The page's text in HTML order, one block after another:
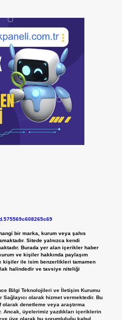
bir marka, kurum veya şahıs
Sitede yalnızca kendi
Burada yer alan içerikler haber
ve kişiler hakkında paylaşım
kişiler ile isim benzerlikleri tamamen
halindedir ve tavsiye niteliği
Bilgi Teknolojileri ve İletişim Kurumu
Sağlayıcı olarak hizmet vermektedir. Bu
denetleme veya araştırma
Ancak, üyelerimiz yazdıkları içeriklerin